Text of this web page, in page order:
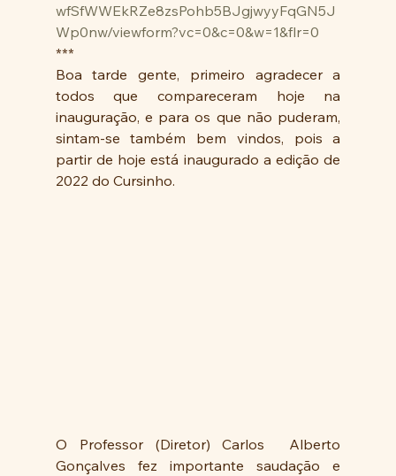
wfSfWWEkRZe8zsPohb5BJgjwyyFqGN5J
Wp0nw/viewform?vc=0&c=0&w=1&flr=0
***
Boa tarde gente, primeiro agradecer a
todos que compareceram hoje na
inauguração, e para os que não puderam,
sintam-se também bem vindos, pois a
partir de hoje está inaugurado a edição de
2022 do Cursinho.
O Professor (Diretor) Carlos  Alberto
Gonçalves fez importante saudação e